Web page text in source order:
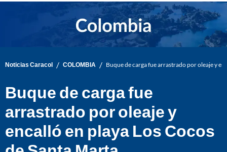
Noticias Caracol / COLOMBIA / Buque de carga fue arrastrado por oleaje y
Buque de carga fue
arrastrado por oleaje y
encalló en playa Los Cocos